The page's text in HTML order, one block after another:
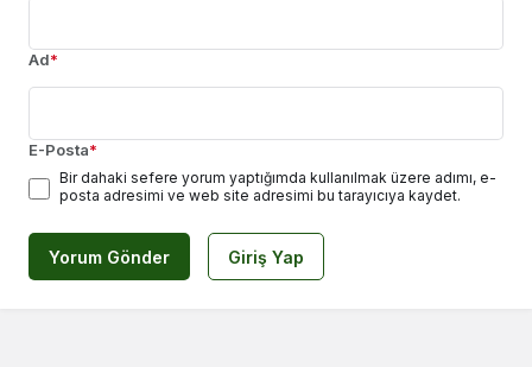
Ad*
E-Posta*
Bir dahaki sefere yorum yaptığımda kullanılmak üzere adımı, e-
posta adresimi ve web site adresimi bu tarayıcıya kaydet.
Yorum Gönder Giriş Yap